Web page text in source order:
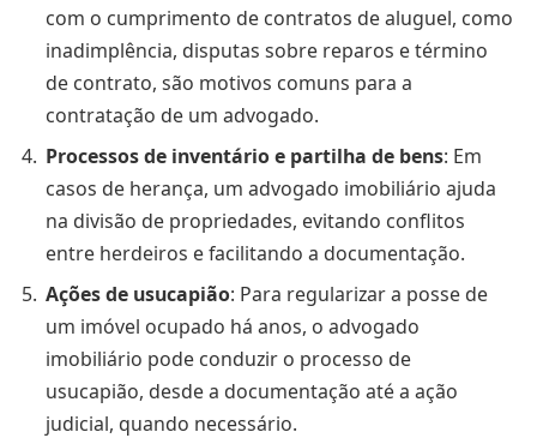
com o cumprimento de contratos de aluguel, como
inadimplência, disputas sobre reparos e término
de contrato, são motivos comuns para a
contratação de um advogado.
Processos de inventário e partilha de bens: Em
casos de herança, um advogado imobiliário ajuda
na divisão de propriedades, evitando conflitos
entre herdeiros e facilitando a documentação.
Ações de usucapião: Para regularizar a posse de
um imóvel ocupado há anos, o advogado
imobiliário pode conduzir o processo de
usucapião, desde a documentação até a ação
judicial, quando necessário.